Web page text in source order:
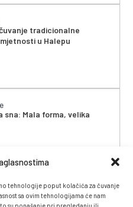
tehnologije poput kolačića za čuvanje
sa ovim tehnologijama će nam
tradicionalne
u Halepu
sna: Mala forma, velika